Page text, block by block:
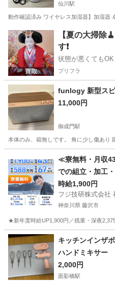
仙川駅
動作確認済み ワイヤレス加湿器】加湿器
東京 調布市 仙川駅 季節、
【夏の大掃除
す❗️
状態が悪くても
プリフラ
funlogy 新型ス
11,000円
御成門駅
本体のみ、箱無しです。 角に少し傷あり
御成門駅 オーデ
≪寮無料・月収
での組立・加工
時給1,900円
フジ技研株式会社
神奈川県 藤沢市
★新年度時給UP1,900円／残業・深夜
神奈川 藤沢市 その他
キッチンインザ
ハンドミキサー
2,000円
面影橋駅